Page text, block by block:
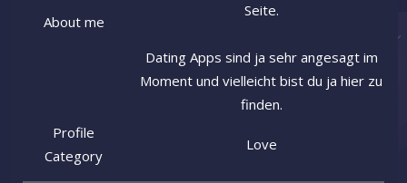
About me
Seite.
Dating Apps sind ja sehr angesagt im
Moment und vielleicht bist du ja hier zu
finden.
Profile
Category
Love